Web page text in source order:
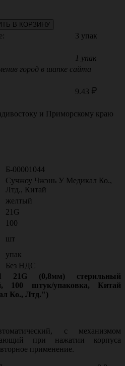
В КОРЗИНУ
3 упак
1 упак
город в шапке сайта
9.43
и Приморскому краю
Б-00001044
Сучжоу Чжэнь У Медикал Ко.,
Лтд., Китай
желтый
21G
100
шт
упак
Без НДС
21G (0,8мм) стерильный
100 штук/упаковка, Китай
Ко., Лтд.")
с механизмом
при нажатии корпуса
применение.